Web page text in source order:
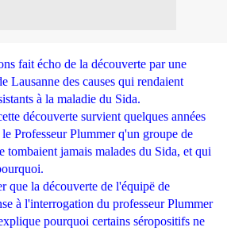
fait écho de la découverte par une
Lausanne des causes qui rendaient
à la maladie du Sida.
découverte survient quelques années
Professeur Plummer q'un groupe de
tombaient jamais malades du Sida, et qui
que la découverte de l'équipë de
à l'interrogation du professeur Plummer
pourquoi certains séropositifs ne